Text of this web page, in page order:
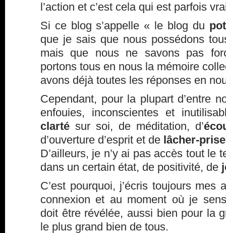
l’action et c’est cela qui est parfois
Si ce blog s’appelle « le blog du
que je sais que nous possédons
mais que nous ne savons pas
portons tous en nous la mémoire
avons déjà toutes les réponses en
Cependant, pour la plupart d’entre
enfouies, inconscientes et
clarté sur soi, de méditation, d’
d’ouverture d’esprit et de lâcher-prise
D’ailleurs, je n’y ai pas accès tout le
dans un certain état, de positivité, de
C’est pourquoi, j’écris toujours mes
connexion et au moment où je
doit être révélée, aussi bien pour la
le plus grand bien de tous.